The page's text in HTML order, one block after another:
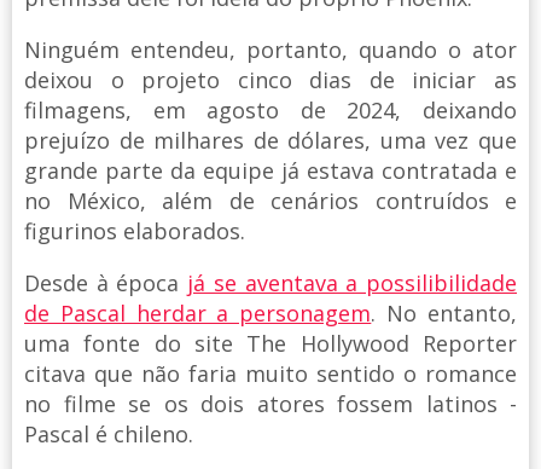
Ninguém entendeu, portanto, quando o ator
deixou o projeto cinco dias de iniciar as
filmagens, em agosto de 2024, deixando
prejuízo de milhares de dólares, uma vez que
grande parte da equipe já estava contratada e
no México, além de cenários contruídos e
figurinos elaborados.
Desde à época já se aventava a possilibilidade
de Pascal herdar a personagem. No entanto,
uma fonte do site The Hollywood Reporter
citava que não faria muito sentido o romance
no filme se os dois atores fossem latinos -
Pascal é chileno.